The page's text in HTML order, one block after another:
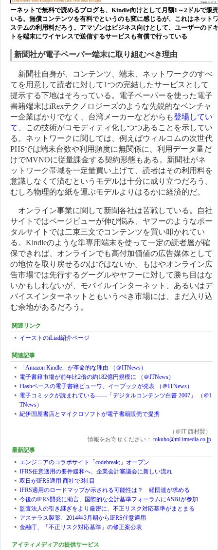
ーネットで無料で読めるブログも、Kindle向けとして月額1～2ドルで販
いる。無償コンテンツを有料でというのも変に感じるが、これはネット
ステムの利用料だろう。アマゾンはビジネス向けとして、ユーザーのド
トを端末にワイヤレスで送信するサービスも有償で行っている
新聞社が電子ペーパー端末に取り組むべき理由
新聞社自身が、コンテンツ、端末、ネットワークのすべ
てを用意して読者に対して1つの完結したサービスとして
提示する下地はそろっている。電子ペーパーを使った電子
書籍端末はiRexテクノロジーズのような先鋭的なベンチャ
ー企業ばかりでなく、台湾メーカーなどからも登場してい
て
、この技術がコモディティ化しつつあることを示してい
る。ネットワークに関しては、例えばウィルコムの次世代
PHSでは端末台数や利用頻度に無関係に、利用データ量だ
けでMVNOに従量課金する契約形態もある。新聞社がネ
ットワーク帯域を一定量買い上げて、読者はその利用料を
意識しなくて済むというモデルは十分に成り立つだろう。
むしろ物理的な紙を運ぶモデルよりはるかに経済的だ。
オンライン事業に関して新聞各社は苦戦している。自社
サイトではページビューが伸び悩み、ヤフーのようなポー
タルサイトでは二束三文でコンテンツを買い叩かれてい
る。Kindleのような準専用端末を使って一定の読者層が確
保できれば、オンラインでも高付加価値の広告媒体として
の地位を取り戻せるのはではないか。もはやオンライン広
告市場では先行するグーグルやヤフーに対して勝ち目はな
いかもしれないが、モバイルインターネット、あるいはデ
バイスインターネットともいうべき市場には、まだ入り込
む余地があるだろう。
関連リンク
イーストのiLiad紹介ページ
関連記事
「Amazon Kindle」が革命的な理由 （＠ITNews）
電子書籍市場が前年比2倍の約182億円規模に （＠ITNews）
Flashベースの電子書籍ビューワ、イーブックが発表 （＠ITNews）
電子コミックが読まれている――「デジタルコンテンツ白書 2007」 （＠I
TNews）
紀伊国屋書店とマイクロソフトが電子書籍販売で提携
（＠IT 西村賢）
情報をお寄せください： tokuho@ml.itmedia.co.jp
最新記事
エンジニアのコラボサイト「codebreak;」オープン
IFRS任意適用の要件緩和へ、企業会計審議会に新しい流れ
双日がIFRS適用 商社で3社目
IFRS適用のロードマップが示される可能性は？ 経団連が求める
今後のIFRS開発に助言、国際的な会計基準フォーラムにASBJが参加
監査法人の引き継ぎをより厳密に、不正リスク対応基準がまとまる
アステラス製薬、2014年3月期からIFRS任意適用
金融庁、「不正リスク対応基準」の修正案公表
アイティメディアの提供サービス